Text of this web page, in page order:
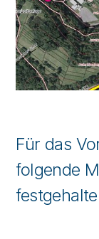
Für das
folgende